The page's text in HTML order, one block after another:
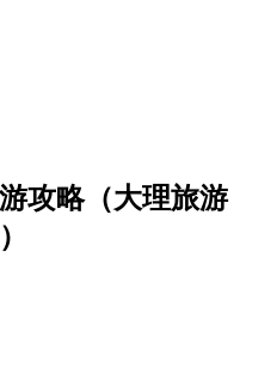
攻略（大理旅游